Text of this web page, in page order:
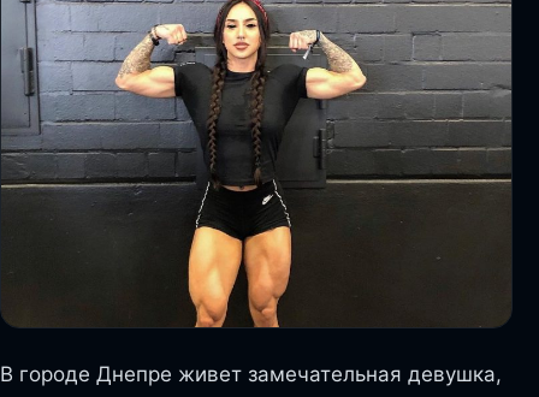
В городе Днепре живет замечательная девушка,